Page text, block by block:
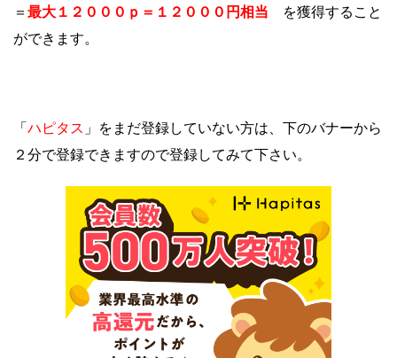
＝ 最大１２０ ００ｐ＝１２０００円相当 を獲得すること
ができます。
「ハピタス 」をまだ登録していない方は、下のバナーから
２分で登録できますので登録してみて下さい。